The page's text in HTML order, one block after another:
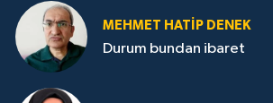
MEHMET HATİP DENEK
Durum bundan ibaret